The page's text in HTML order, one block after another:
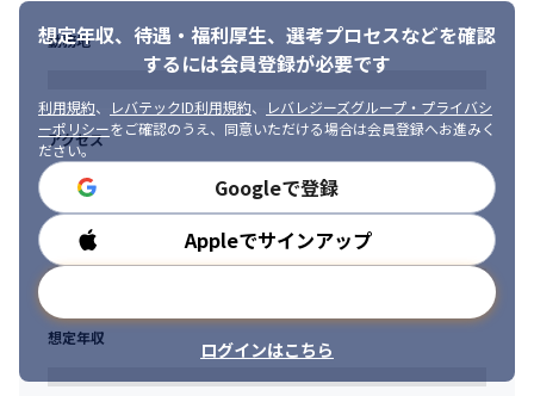
コミュニケーションを大切にしています。
想定年収、待遇・福利厚生、 選考プロセスなどを確認
するには会員登録が必要です
利用規約、 レバテックID利用規約、
レバレジーズグループ・プライバシ
ーポリシーをご確認のうえ、同意いただける場合は会員登録へお進みく
ださい。
Googleで登録
Appleでサインアップ
ログインはこちら
勤務地
アクセス
勤務時間
想定年収